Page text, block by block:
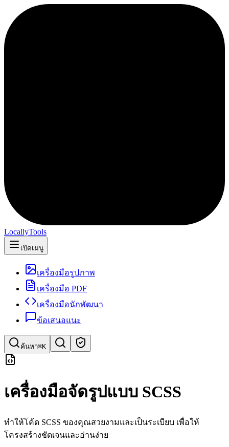
LocallyTools
เปิดเมนู
เครื่องมือรูปภาพ
เครื่องมือ PDF
เครื่องมือนักพัฒนา
ข้อเสนอแนะ
ค้นหา⌘K
ค้นหาด่วนสำหรับเครื่องมือ
เครื่องมือจัดรูปแบบ SCSS
ทำให้โค้ด SCSS ของคุณสวยงามและเป็นระเบียบ เพื่อให้
โครงสร้างชัดเจนและอ่านง่าย